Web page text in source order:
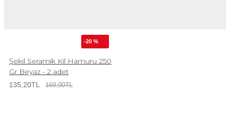
-20 %
Şekil Seramik Kil Hamuru 250
Gr Beyaz - 2 adet
135,20TL 169,00TL